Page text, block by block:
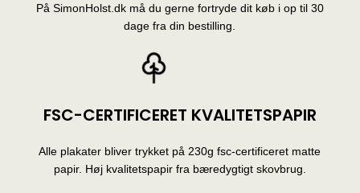
På SimonHolst.dk må du gerne fortryde dit køb i op til 30
dage fra din bestilling.
FSC-CERTIFICERET KVALITETSPAPIR
Alle plakater bliver trykket på 230g fsc-certificeret matte
papir. Høj kvalitetspapir fra bæredygtigt skovbrug.